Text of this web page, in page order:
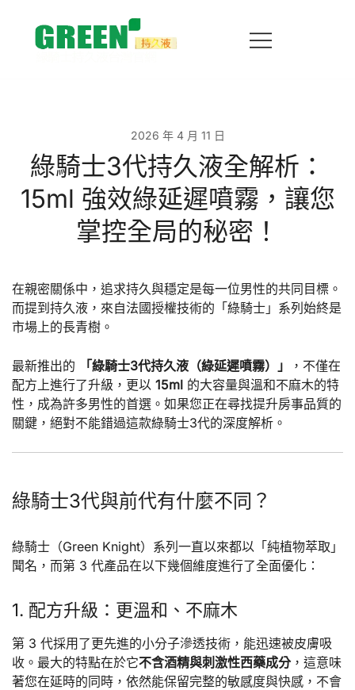
選購！
2026 年 4 月 11 日
綠騎士3代持久液全解析：
15ml 強效綠延遲噴霧，讓您
掌控全局的秘密！
在親密關係中，追求持久與穩定是每一位男性的共同目標。
而提到持久液，來自法國授權技術的「綠騎士」系列始終是
市場上的長青樹。
最新推出的 「綠騎士3代持久液（綠延遲噴霧）」
，不僅在
配方上進行了升級，更以 15ml 的大容量與溫和不麻木的特
性，成為許多男性的首選。如果您正在尋找提升房事品質的
關鍵，絕對不能錯過這款綠騎士3代的深度解析。
綠騎士3代與前代有什麼不同？
綠騎士（Green Knight）系列一直以來都以「純植物萃取」
聞名，而第 3 代產品在以下幾個維度進行了全面優化：
1. 配方升級：更溫和、不麻木
第 3 代採用了更先進的小分子滲透技術，能迅速被皮膚吸
收。最大的特點在於它不含酒精與刺激性西藥成分，這意味
著您在延時的同時，依然能保留完整的敏感度與快感，不會